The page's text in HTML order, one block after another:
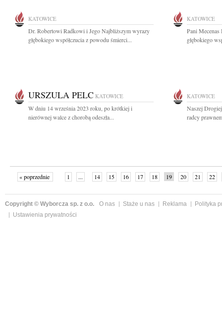
KATOWICE
Dr. Robertowi Radkowi i Jego Najbliższym wyrazy
głębokiego współczucia z powodu śmierci...
KATOWICE
Pani
głębokiego
URSZULA PELC KATOWICE
W dniu 14 września 2023 roku, po krótkiej i
nierównej walce z chorobą odeszła...
KATOWICE
Naszej
radcy
« poprzednie 1 ... 14 15 16 17 18 19 20 21
22
Copyright © Wyborcza sp. z o.o. O nas Staże u nas Reklama
Polityka
Ustawienia prywatności